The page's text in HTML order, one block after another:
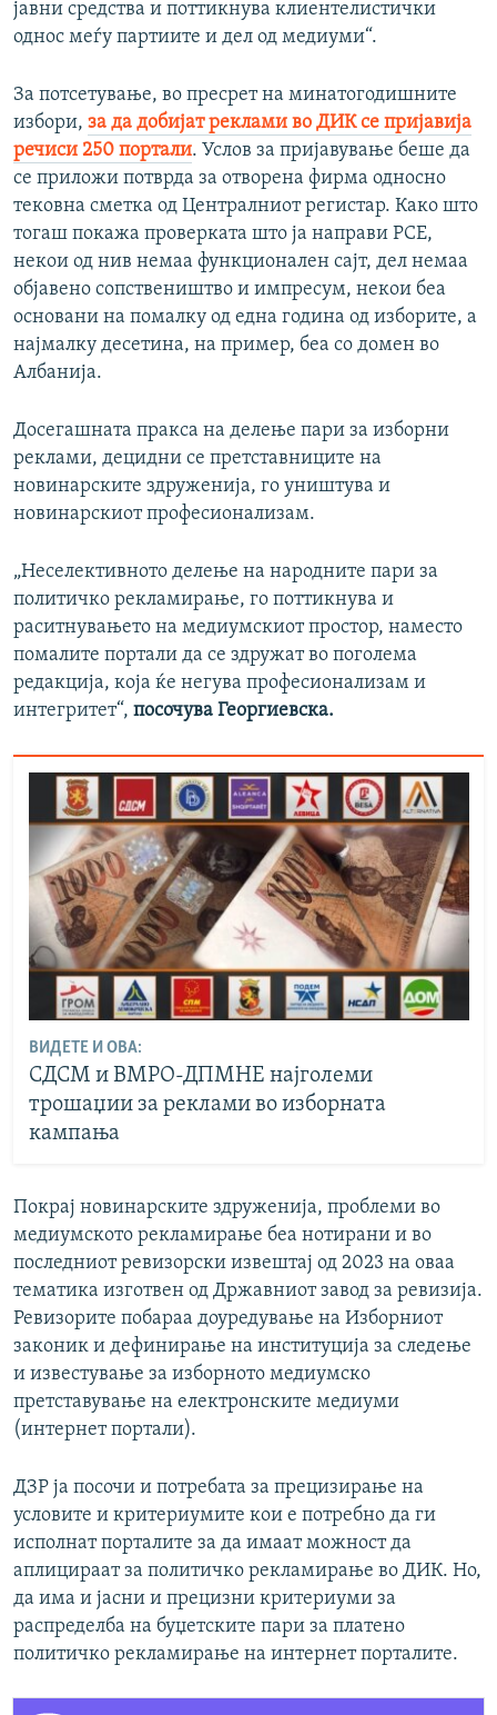
јавни средства и поттикнува клиентелистички
однос меѓу партиите и дел од медиуми“.
За потсетување, во пресрет на минатогодишните
избори, за да добијат реклами во ДИК се пријавија
речиси 250 портали. Услов за пријавување беше да
се приложи потврда за отворена фирма односно
тековна сметка од Централниот регистар. Како што
тогаш покажа проверката што ја направи РСЕ,
некои од нив немаа функционален сајт, дел немаа
објавено сопствеништво и импресум, некои беа
основани на помалку од една година од изборите, а
најмалку десетина, на пример, беа со домен во
Албанија.
Досегашната пракса на делење пари за изборни
реклами, децидни се претставниците на
новинарските здруженија, го уништува и
новинарскиот професионализам.
„Неселективното делење на народните пари за
политичко рекламирање, го поттикнува и
раситнувањето на медиумскиот простор, наместо
помалите портали да се здружат во поголема
редакција, која ќе негува професионализам и
интегритет“, посочува Георгиевска.
ВИДЕТЕ И ОВА:
СДСМ и ВМРО-ДПМНЕ најголеми
трошаџии за реклами во изборната
кампања
Покрај новинарските здруженија, проблеми во
медиумското рекламирање беа нотирани и во
последниот ревизорски извештај од 2023 на оваа
тематика изготвен од Државниот завод за ревизија.
Ревизорите побараа доуредување на Изборниот
законик и дефинирање на институција за следење
и известување за изборното медиумско
претставување на електронските медиуми
(интернет портали).
ДЗР ја посочи и потребата за прецизирање на
условите и критериумите кои е потребно да ги
исполнат порталите за да имаат можност да
аплицираат за политичко рекламирање во ДИК. Но,
да има и јасни и прецизни критериуми за
распределба на буџетските пари за платено
политичко рекламирање на интернет порталите.